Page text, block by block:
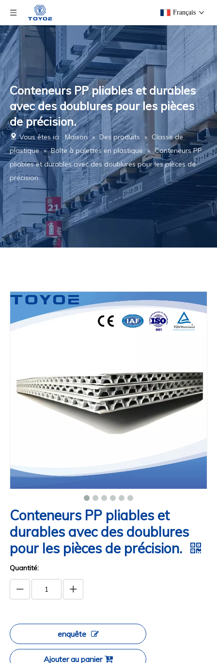
Français
Conteneurs PP pliables et durables
avec des doublures pour les pièces
de précision.
Vous êtes ici: Maison » Des produits » Classe de
plastique » Boîte à palettes en plastique » Conteneurs PP
pliables et durables avec des doublures pour les pièces de
précision.
Conteneurs PP pliables et
durables avec des doublures
pour les pièces de précision.
Quantité:
enquête
Ajouter au panier